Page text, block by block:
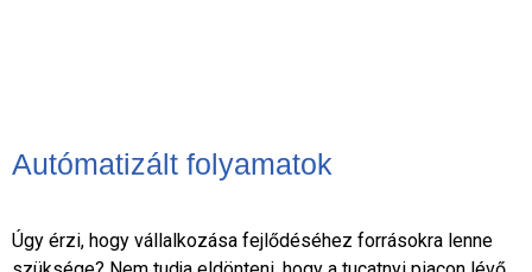
Autómatizált folyamatok
Úgy érzi, hogy vállalkozása fejlődéséhez forrásokra lenne